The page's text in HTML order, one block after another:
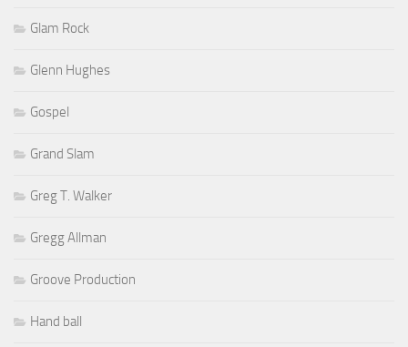
Glam Rock
Glenn Hughes
Gospel
Grand Slam
Greg T. Walker
Gregg Allman
Groove Production
Hand ball